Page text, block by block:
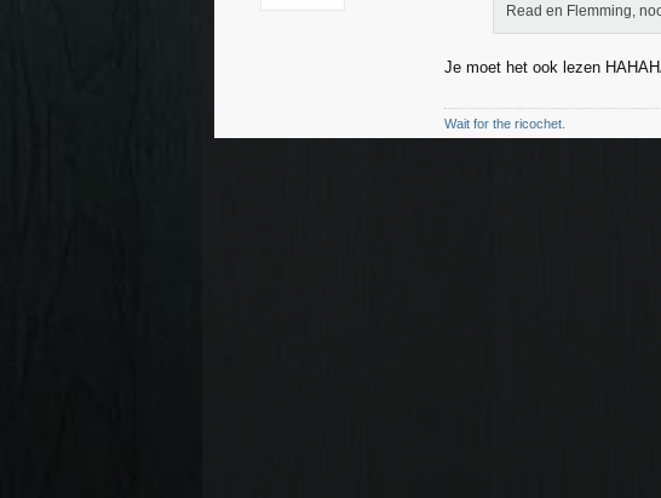
Read en Flemming,
Je moet het ook lezen
Wait for the ricochet.